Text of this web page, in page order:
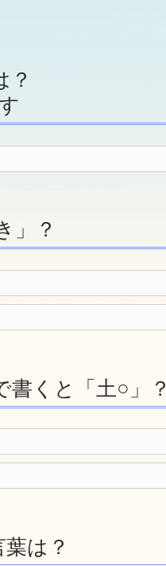
」？
くと「土○」？
は？